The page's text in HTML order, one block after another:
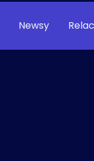
Newsy